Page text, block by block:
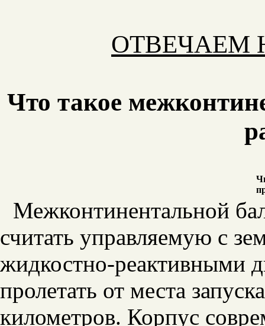
ОТВЕЧАЕМ
Что такое
Межконтинентальной
считать управляемую с
жидкостно-реактивными
пролетать от места
километров. Корпус